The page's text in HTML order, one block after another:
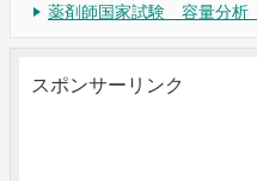
薬剤師国家試験 容量分
スポンサーリンク